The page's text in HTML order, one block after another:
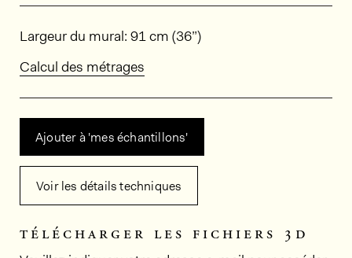
Dimensions
Largeur du mural: 91 cm (36”)
Calcul des métrages
Ajouter à 'mes échantillons'
Voir les détails techniques
télécharger les fichiers 3d